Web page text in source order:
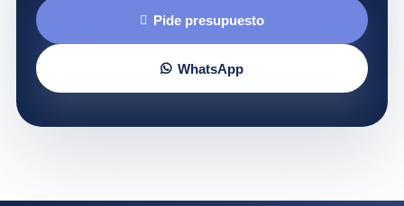
Pide presupuesto
WhatsApp